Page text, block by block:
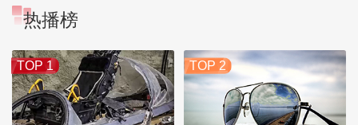
热播榜
TOP 1 TOP 2